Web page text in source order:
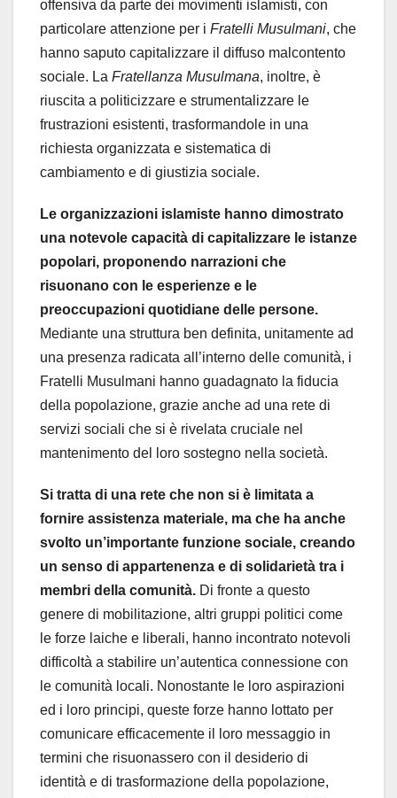
offensiva da parte dei movimenti islamisti, con
particolare attenzione per i Fratelli Musulmani, che
hanno saputo capitalizzare il diffuso malcontento
sociale. La Fratellanza Musulmana, inoltre, è
riuscita a politicizzare e strumentalizzare le
frustrazioni esistenti, trasformandole in una
richiesta organizzata e sistematica di
cambiamento e di giustizia sociale.
Le organizzazioni islamiste hanno dimostrato
una notevole capacità di capitalizzare le istanze
popolari, proponendo narrazioni che
risuonano con le esperienze e le
preoccupazioni quotidiane delle persone.
Mediante una struttura ben definita, unitamente ad
una presenza radicata all’interno delle comunità, i
Fratelli Musulmani hanno guadagnato la fiducia
della popolazione, grazie anche ad una rete di
servizi sociali che si è rivelata cruciale nel
mantenimento del loro sostegno nella società.
Si tratta di una rete che non si è limitata a
fornire assistenza materiale, ma che ha anche
svolto un’importante funzione sociale, creando
un senso di appartenenza e di solidarietà tra i
membri della comunità. Di fronte a questo
genere di mobilitazione, altri gruppi politici come
le forze laiche e liberali, hanno incontrato notevoli
difficoltà a stabilire un’autentica connessione con
le comunità locali. Nonostante le loro aspirazioni
ed i loro principi, queste forze hanno lottato per
comunicare efficacemente il loro messaggio in
termini che risuonassero con il desiderio di
identità e di trasformazione della popolazione,